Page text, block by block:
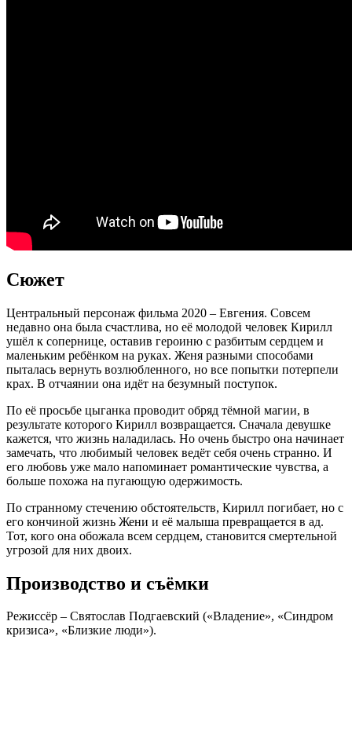
Сюжет
Центральный персонаж фильма 2020 – Евгения. Совсем
недавно она была счастлива, но её молодой человек Кирилл
ушёл к сопернице, оставив героиню с разбитым сердцем и
маленьким ребёнком на руках. Женя разными способами
пыталась вернуть возлюбленного, но все попытки потерпели
крах. В отчаянии она идёт на безумный поступок.
По её просьбе цыганка проводит обряд тёмной магии, в
результате которого Кирилл возвращается. Сначала девушке
кажется, что жизнь наладилась. Но очень быстро она начинает
замечать, что любимый человек ведёт себя очень странно. И
его любовь уже мало напоминает романтические чувства, а
больше похожа на пугающую одержимость.
По странному стечению обстоятельств, Кирилл погибает, но с
его кончиной жизнь Жени и её малыша превращается в ад.
Тот, кого она обожала всем сердцем, становится смертельной
угрозой для них двоих.
Производство и съёмки
Режиссёр – Святослав Подгаевский («Владение», «Синдром
кризиса», «Близкие люди»).